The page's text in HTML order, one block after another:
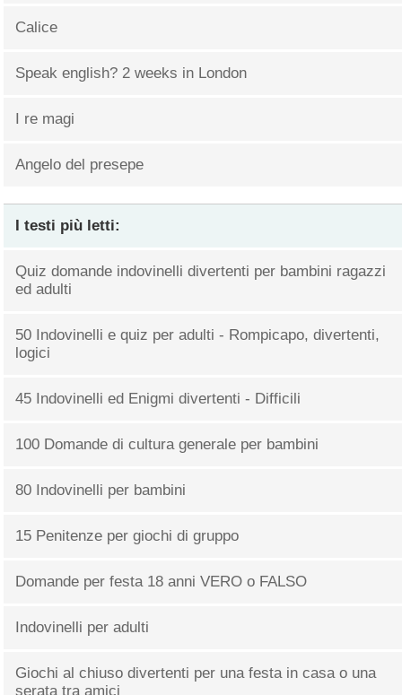
Calice
Speak english? 2 weeks in London
I re magi
Angelo del presepe
I testi più letti:
Quiz domande indovinelli divertenti per bambini ragazzi
ed adulti
50 Indovinelli e quiz per adulti - Rompicapo, divertenti,
logici
45 Indovinelli ed Enigmi divertenti - Difficili
100 Domande di cultura generale per bambini
80 Indovinelli per bambini
15 Penitenze per giochi di gruppo
Domande per festa 18 anni VERO o FALSO
Indovinelli per adulti
Giochi al chiuso divertenti per una festa in casa o una
serata tra amici